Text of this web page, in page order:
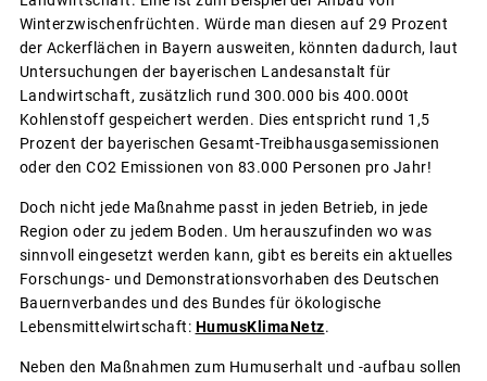
Winterzwischenfrüchten. Würde man diesen auf 29 Prozent
der Ackerflächen in Bayern ausweiten, könnten dadurch, laut
Untersuchungen der bayerischen Landesanstalt für
Landwirtschaft, zusätzlich rund 300.000 bis 400.000t
Kohlenstoff gespeichert werden. Dies entspricht rund 1,5
Prozent der bayerischen Gesamt-Treibhausgasemissionen
oder den CO2 Emissionen von 83.000 Personen pro Jahr!
Doch nicht jede Maßnahme passt in jeden Betrieb, in jede
Region oder zu jedem Boden. Um herauszufinden wo was
sinnvoll eingesetzt werden kann, gibt es bereits ein aktuelles
Forschungs- und Demonstrationsvorhaben des Deutschen
Bauernverbandes und des Bundes für ökologische
Lebensmittelwirtschaft: HumusKlimaNetz.
Neben den Maßnahmen zum Humuserhalt und -aufbau sollen